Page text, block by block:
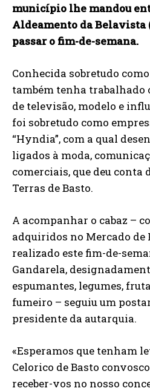
município lhe mandou
Aldeamento da Belavista
passar o fim-de-semana.
Conhecida sobretudo
também tenha trabalhado
de televisão, modelo e
foi sobretudo como
“Hyndia”, com a qual
ligados à moda,
comerciais, que deu conta
Terras de Basto.
A acompanhar o cabaz –
adquiridos no Mercado de
realizado este fim-de-
Gandarela,
espumantes, legumes,
fumeiro – seguiu um
presidente da autarquia.
«Esperamos que tenham
Celorico de Basto
receber-vos no nosso